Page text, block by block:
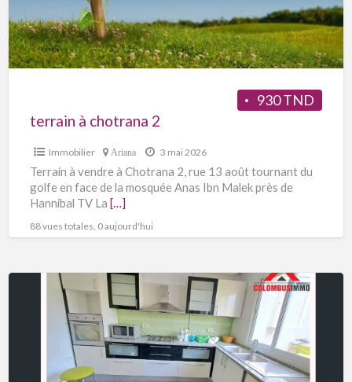
930 TND
terrain à chotrana 2
Immobilier Ariana 3 mai 2026
Terrain à vendre à Chotrana 2, rue 13 août tournant du
golfe en face de la mosquée Anas Ibn Malek près de
Hannibal TV La […]
88 vues totales, 0 aujourd'hui